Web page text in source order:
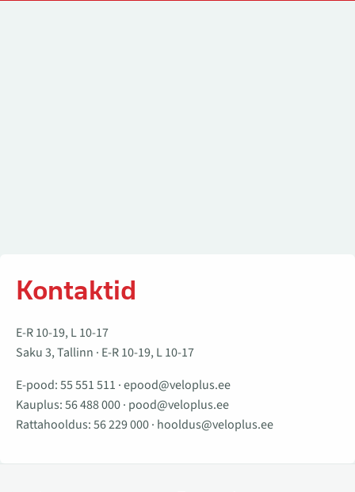
Kontaktid
E-R 10-19, L 10-17
Saku 3, Tallinn · E-R 10-19, L 10-17
E-pood:55 551 511 ·epood@veloplus.ee
Kauplus:56 488 000· pood@veloplus.ee
Rattahooldus:56 229 000· hooldus@veloplus.ee